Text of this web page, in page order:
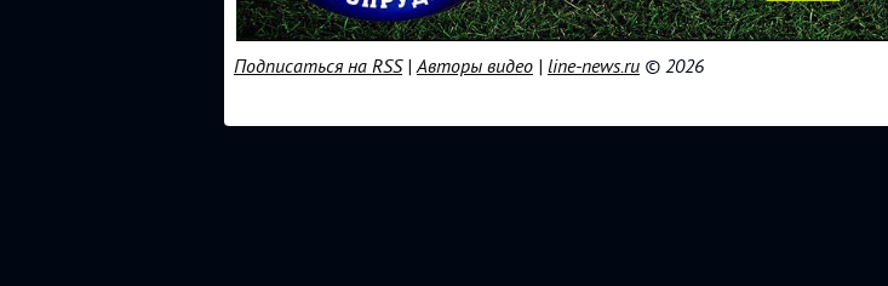
Подписаться на RSS|Авторы видео | line-news.ru © 2026